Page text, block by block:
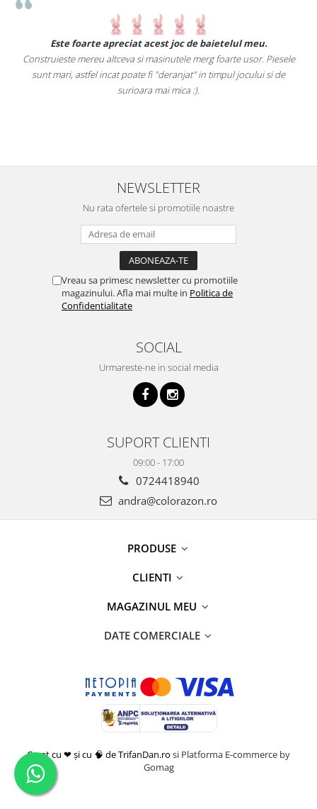
Este foarte apreciat acest joc de baietelul meu.
Construieste mereu altceva si masinutele merg foarte usor. Piesele
sunt mari, astfel incat poate fi "deranjat" in timpul jocului si de
surioara mai mica :).
NEWSLETTER
Nu rata ofertele si promotiile noastre
Vreau sa primesc newsletter cu promotiile
magazinului. Afla mai multe in Politica de
Confidentialitate
SOCIAL
Urmareste-ne in social media
SUPORT CLIENTI
09:00 - 17:00
0724418940
andra@colorazon.ro
PRODUSE
CLIENTI
MAGAZINUL MEU
DATE COMERCIALE
Creat cu ❤ și cu 🧠 de TrifanDan.ro si Platforma E-commerce by
Gomag